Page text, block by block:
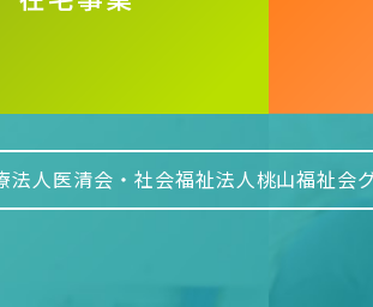
法人医清会・社会福祉法人桃山福祉会